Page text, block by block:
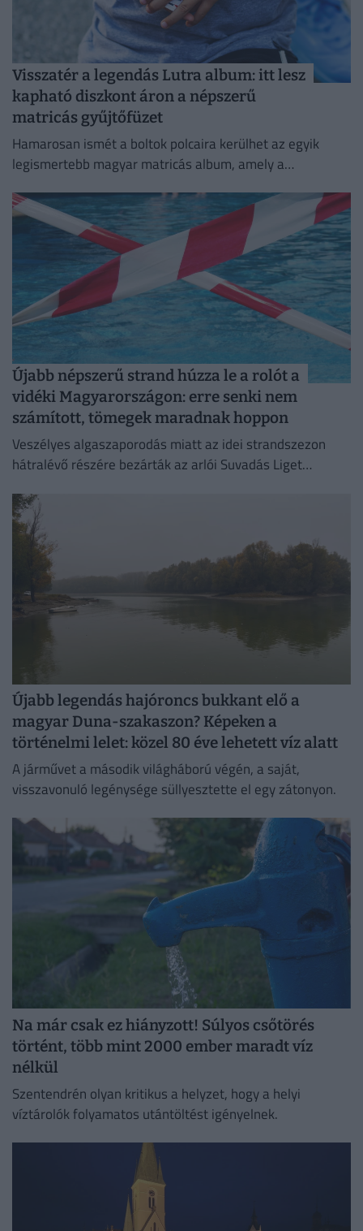
Visszatér a legendás Lutra album: itt lesz
kapható diszkont áron a népszerű
matricás gyűjtőfüzet
Hamarosan ismét a boltok polcaira kerülhet az egyik
legismertebb magyar matricás album, amely a
felejthetetlen élményeket.
Újabb népszerű strand húzza le a rolót a
vidéki Magyarországon: erre senki nem
számított, tömegek maradnak hoppon
Veszélyes algaszaporodás miatt az idei strandszezon
hátralévő részére bezárták az arlói Suvadás Liget
Újabb legendás hajóroncs bukkant elő a
magyar Duna-szakaszon? Képeken a
történelmi lelet: közel 80 éve lehetett víz alatt
A járművet a második világháború végén, a saját,
visszavonuló legénysége süllyesztette el egy zátonyon.
Na már csak ez hiányzott! Súlyos csőtörés
történt, több mint 2000 ember maradt víz
nélkül
Szentendrén olyan kritikus a helyzet, hogy a helyi
víztárolók folyamatos utántöltést igényelnek.